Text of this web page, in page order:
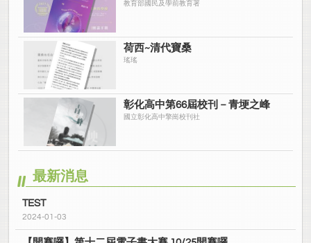
教育部國民及學前教育署
荷西~清代寶桑
瑤瑤
彰化高中第66屆校刊－青埂之峰
國立彰化高中擎崗校刊社
最新消息
TEST
2024-01-03